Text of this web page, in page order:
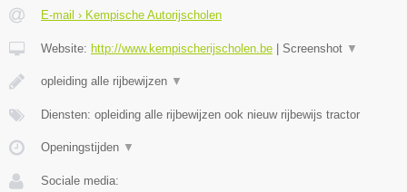
E-mail › Kempische Autorijscholen
Website: http://www.kempischerijscholen.be | Screenshot ▼
opleiding alle rijbewijzen ▼
Diensten: opleiding alle rijbewijzen ook nieuw rijbewijs tractor
Openingstijden ▼
Sociale media: